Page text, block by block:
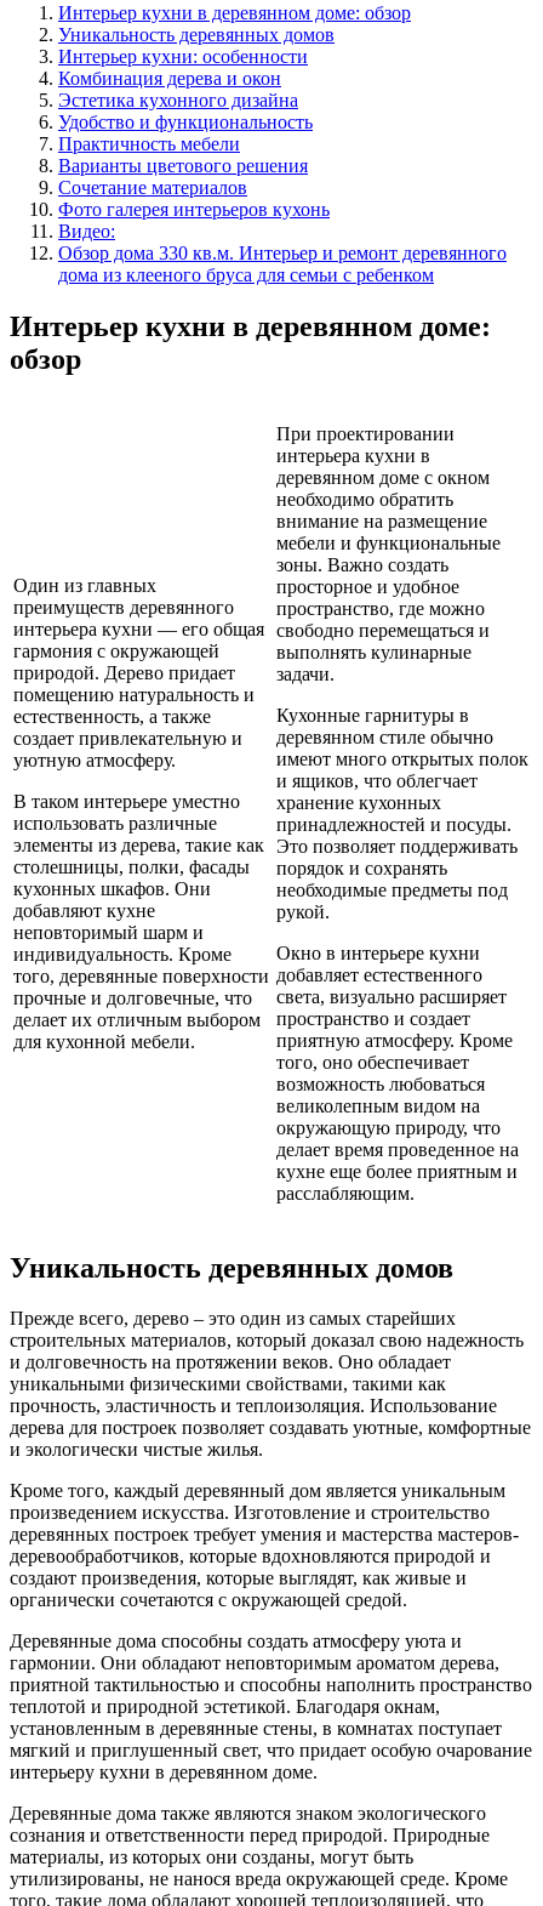
Интерьер кухни в деревянном доме: обзор
Уникальность деревянных домов
Интерьер кухни: особенности
Комбинация дерева и окон
Эстетика кухонного дизайна
Удобство и функциональность
Практичность мебели
Варианты цветового решения
Сочетание материалов
Фото галерея интерьеров кухонь
Видео:
Обзор дома 330 кв.м. Интерьер и ремонт деревянного
дома из клееного бруса для семьи с ребенком
Интерьер кухни в деревянном доме:
обзор
Один из главных
преимуществ деревянного
интерьера кухни — его общая
гармония с окружающей
природой. Дерево придает
помещению натуральность и
естественность, а также
создает привлекательную и
уютную атмосферу.
В таком интерьере уместно
использовать различные
элементы из дерева, такие как
столешницы, полки, фасады
кухонных шкафов. Они
добавляют кухне
неповторимый шарм и
индивидуальность. Кроме
того, деревянные поверхности
прочные и долговечные, что
делает их отличным выбором
для кухонной мебели.
При проектировании
интерьера кухни в
деревянном доме с окном
необходимо обратить
внимание на размещение
мебели и функциональные
зоны. Важно создать
просторное и удобное
пространство, где можно
свободно перемещаться и
выполнять кулинарные
задачи.
Кухонные гарнитуры в
деревянном стиле обычно
имеют много открытых полок
и ящиков, что облегчает
хранение кухонных
принадлежностей и посуды.
Это позволяет поддерживать
порядок и сохранять
необходимые предметы под
рукой.
Окно в интерьере кухни
добавляет естественного
света, визуально расширяет
пространство и создает
приятную атмосферу. Кроме
того, оно обеспечивает
возможность любоваться
великолепным видом на
окружающую природу, что
делает время проведенное на
кухне еще более приятным и
расслабляющим.
Уникальность деревянных домов
Прежде всего, дерево – это один из самых старейших
строительных материалов, который доказал свою надежность
и долговечность на протяжении веков. Оно обладает
уникальными физическими свойствами, такими как
прочность, эластичность и теплоизоляция. Использование
дерева для построек позволяет создавать уютные, комфортные
и экологически чистые жилья.
Кроме того, каждый деревянный дом является уникальным
произведением искусства. Изготовление и строительство
деревянных построек требует умения и мастерства мастеров-
деревообработчиков, которые вдохновляются природой и
создают произведения, которые выглядят, как живые и
органически сочетаются с окружающей средой.
Деревянные дома способны создать атмосферу уюта и
гармонии. Они обладают неповторимым ароматом дерева,
приятной тактильностью и способны наполнить пространство
теплотой и природной эстетикой. Благодаря окнам,
установленным в деревянные стены, в комнатах поступает
мягкий и приглушенный свет, что придает особую очарование
интерьеру кухни в деревянном доме.
Деревянные дома также являются знаком экологического
сознания и ответственности перед природой. Природные
материалы, из которых они созданы, могут быть
утилизированы, не нанося вреда окружающей среде. Кроме
того, такие дома обладают хорошей теплоизоляцией, что